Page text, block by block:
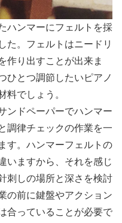
ハンマーにフェルトを採
た。フェルトはニードリ
作り出すことが出来ま
ひとつ調節したいピアノ
料でしょう。
ンドペーパーでハンマー
調律チェックの作業を一
す。ハンマーフェルトの
いますから、それを感じ
刺しの場所と深さを検討
の前に鍵盤やアクション
合っていることが必要で